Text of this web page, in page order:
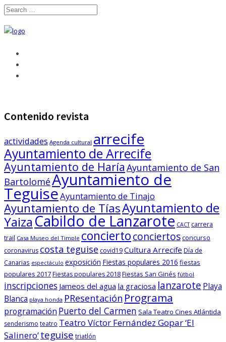
Contenido revista
actividades Agenda cultural arrecife
Ayuntamiento de Arrecife
Ayuntamiento de Haría Ayuntamiento de San
BartoloméAyuntamiento de
TeguiseAyuntamiento de Tinajo
Ayuntamiento de TíasAyuntamiento de
YaizaCabildo de Lanzarote CACT carrera
trail Casa Museo del Timple conciertoconciertosconcurso
coronavirus costa teguise covid19Cultura Arrecife Día de
Canarias espectáculo exposición Fiestas populares 2016 fiestas
populares 2017Fiestas populares 2018Fiestas San Ginés fútbol
inscripciones Jameos del agua la graciosa lanzarote Playa
Blanca playa honda PResentación Programa
programación Puerto del Carmen Sala Teatro Cines Atlántida
senderismo teatro Teatro Víctor Fernández Gopar ‘El
Salinero’teguise triatlón